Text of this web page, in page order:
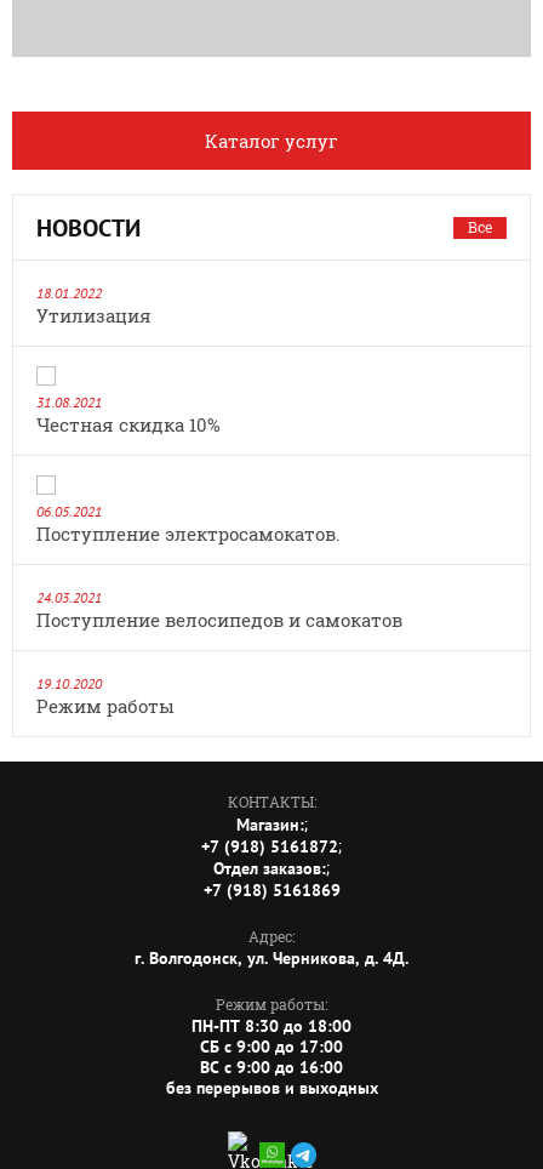
Каталог услуг
НОВОСТИ Все
18.01.2022
Утилизация
31.08.2021
Честная скидка 10%
06.05.2021
Поступление электросамокатов.
24.03.2021
Поступление велосипедов и самокатов
19.10.2020
Режим работы
КОНТАКТЫ:
Магазин:;
+7 (918) 5161872;
Отдел заказов:;
+7 (918) 5161869
Адрес:
г. Волгодонск, ул. Черникова, д. 4Д.
Режим работы:
ПН-ПТ 8:30 до 18:00
СБ c 9:00 до 17:00
ВС c 9:00 до 16:00
без перерывов и выходных